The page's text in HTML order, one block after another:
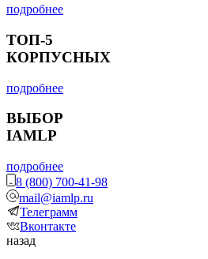
подробнее
ТОП-5
КОРПУСНЫХ
подробнее
ВЫБОР
IAMLP
подробнее
8 (800) 700-41-98
mail@iamlp.ru
Телеграмм
Вконтакте
назад